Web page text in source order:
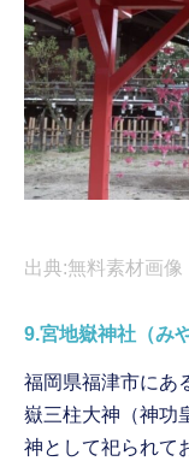
出典:無料素材画
9.宮地嶽神社（み
福岡県福津市にあ
嶽三柱大神（神功
神として祀られて